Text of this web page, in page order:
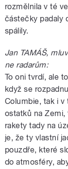
rozmělnila v té
částečky padaly
spálily.
Jan TAMÁŠ,
ne radarům:
To oni tvrdí, ale
když se
Columbie, tak i v
ostatků na
rakety tady na
je, že ty vlastní
pouzdře, které
do atmosféry,